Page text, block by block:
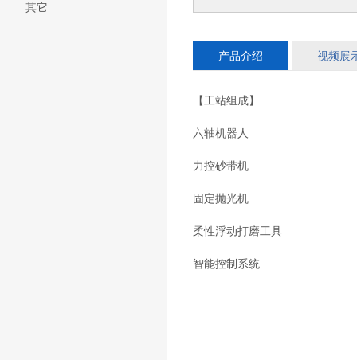
其它
产品介绍 视频展
【工站组成】
六轴机器人
力控砂带机
固定抛光机
柔性浮动打磨工具
智能控制系统